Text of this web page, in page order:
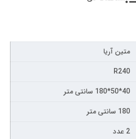
متین آریا
R240
40*50*180 سانتی متر
180 سانتی متر
2 عدد